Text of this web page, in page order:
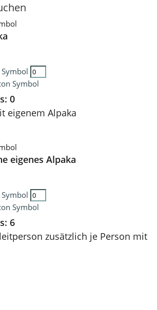
0
eigenem Alpaka
eigenes Alpaka
6
zusätzlich je Person mit